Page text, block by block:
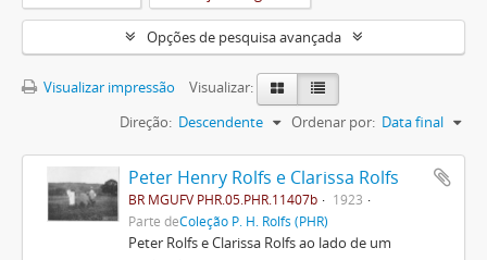
Opções de pesquisa avançada
Visualizar impressão
Visualizar:
Ordenar por: Data final
Direção: Descendente
Peter Henry Rolfs e Clarissa Rolfs
BR MGUFV PHR.05.PHR.11407b
1923
Parte deColeção P. H. Rolfs (PHR)
Peter Rolfs e Clarissa Rolfs ao lado de um